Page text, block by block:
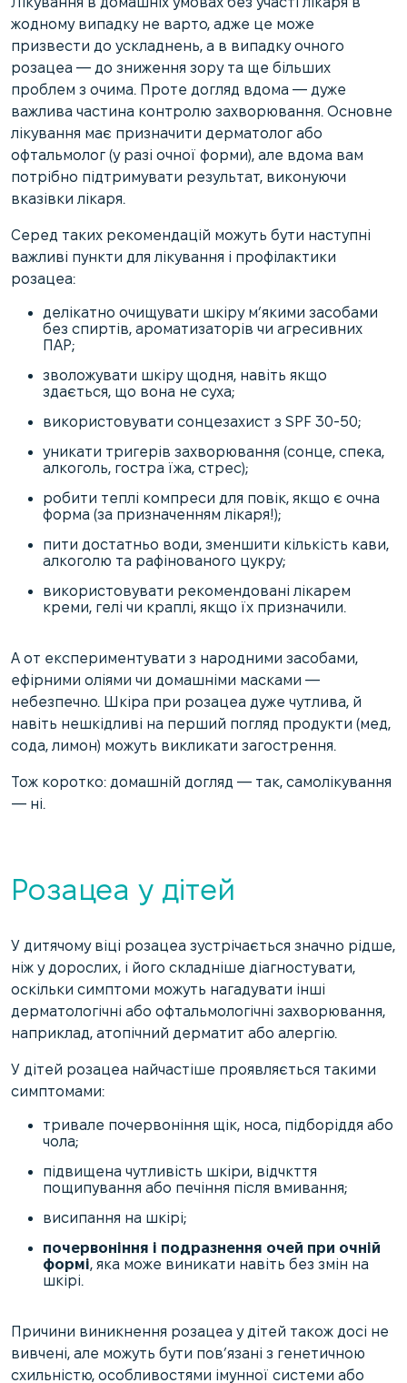
жодному випадку не варто, адже це може
призвести до ускладнень, а в випадку очного
розацеа — до зниження зору та ще більших
проблем з очима. Проте догляд вдома — дуже
важлива частина контролю захворювання. Основне
лікування має призначити дерматолог або
офтальмолог (у разі очної форми), але вдома вам
потрібно підтримувати результат, виконуючи
вказівки лікаря.
Серед таких рекомендацій можуть бути наступні
важливі пункти для лікування і профілактики
розацеа:
делікатно очищувати шкіру м’якими засобами
без спиртів, ароматизаторів чи агресивних
ПАР;
зволожувати шкіру щодня, навіть якщо
здається, що вона не суха;
використовувати сонцезахист з SPF 30-50;
уникати тригерів захворювання (сонце, спека,
алкоголь, гостра їжа, стрес);
робити теплі компреси для повік, якщо є очна
форма (за призначенням лікаря!);
пити достатньо води, зменшити кількість кави,
алкоголю та рафінованого цукру;
використовувати рекомендовані лікарем
креми, гелі чи краплі, якщо їх призначили.
А от експериментувати з народними засобами,
ефірними оліями чи домашніми масками —
небезпечно. Шкіра при розацеа дуже чутлива, й
навіть нешкідливі на перший погляд продукти (мед,
сода, лимон) можуть викликати загострення.
Тож коротко: домашній догляд — так, самолікування
— ні.
Розацеа у дітей
У дитячому віці розацеа зустрічається значно рідше,
ніж у дорослих, і його складніше діагностувати,
оскільки симптоми можуть нагадувати інші
дерматологічні або офтальмологічні захворювання,
наприклад, атопічний дерматит або алергію.
У дітей розацеа найчастіше проявляється такими
симптомами:
тривале почервоніння щік, носа, підборіддя або
чола;
підвищена чутливість шкіри, відчкття
пощипування або печіння після вмивання;
висипання на шкірі;
почервоніння і подразнення очей при очній
формі, яка може виникати навіть без змін на
шкірі.
Причини виникнення розацеа у дітей також досі не
вивчені, але можуть бути пов’язані з генетичною
схильністю, особливостями імунної системи або